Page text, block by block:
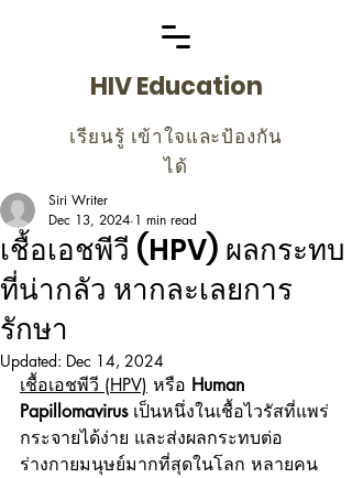
HIV Education
เรียนรู้ เข้าใจและป้องกัน
ได้
เชื้อเอชพีวี (HPV) ผลกระทบ
ที่น่ากลัว หากละเลยการ
รักษา
Siri Writer
Dec 13, 2024 1 min read
Updated: Dec 14, 2024
เชื้อเอชพีวี (HPV) หรือ Human
Papillomavirus เป็นหนึ่งในเชื้อไวรัสที่แพร่
กระจายได้ง่าย และส่งผลกระทบต่อ
ร่างกายมนุษย์มากที่สุดในโลก หลายคน